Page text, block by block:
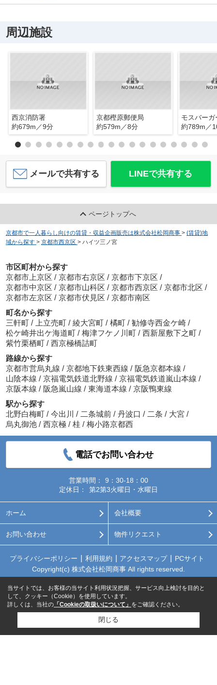
周辺施設
西京消防署
約679m／9分
京都樫原郵便局
約579m／8分
約789m／
メールで共有する LINEで共有する
ページトップへ
京都市で一人暮らし向けの賃貸・収益企画販売は株式会社松岡商事 > (賃貸)地
域から探す > 京都市西京区 > ハイツ三ノ宮
市区町村から探す
京都市上京区 / 京都市右京区 / 京都市下京区 /
京都市中京区 / 京都市山科区 / 京都市西京区 / 京都市北区 /
京都市左京区 / 京都市伏見区 / 京都市南区
町名から探す
三軒町 / 上立売町 / 綾大宮町 / 橘町 / 勧修寺西金ケ崎 /
松ケ崎井出ケ海道町 / 梅津フケノ川町 / 西新屋敷下之町 /
紫竹栗栖町 / 西京極橋詰町
路線から探す
京都市営烏丸線 / 京都地下鉄東西線 / 阪急京都本線 /
山陰本線 / 京福電気鉄道北野線 / 京福電気鉄道嵐山本線 /
京阪本線 / 阪急嵐山線 / 東海道本線 / 京阪鴨東線
駅から探す
北野白梅町 / 今出川 / 二条城前 / 丹波口 / 二条 / 大宮 /
烏丸御池 / 西京極 / 桂 / 梅小路京都西
電話でお問い合わせ
営業時間：
9：30-18：00
定休日：
第2第3火曜日・水曜日
ホーム 会社概要
お問い合わせ 物件リクエスト
プライバシーポリシー 利用規約 アクセスマップ
PCサイト
Copyright(c) 株式会社松岡商事 All rights reserved.
当サイトでは、お客様の当サイト利用状況把握、サービス向上検討を目的と
して、クッキー（Cookie）を使用しています。
詳しくは、当社の 「Cookieの取扱いについて」 をご確認ください。
閉じる